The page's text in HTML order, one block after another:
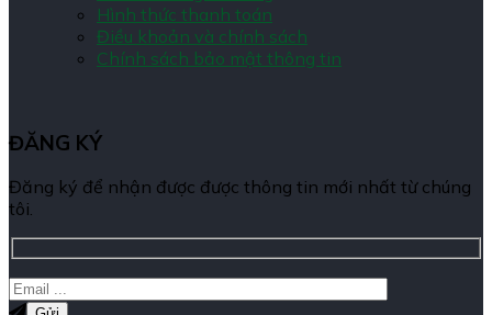
Hình thức thanh toán
Điều khoản và chính sách
Chính sách bảo mật thông tin
ĐĂNG KÝ
Đăng ký để nhận được được thông tin mới nhất từ chúng
tôi.